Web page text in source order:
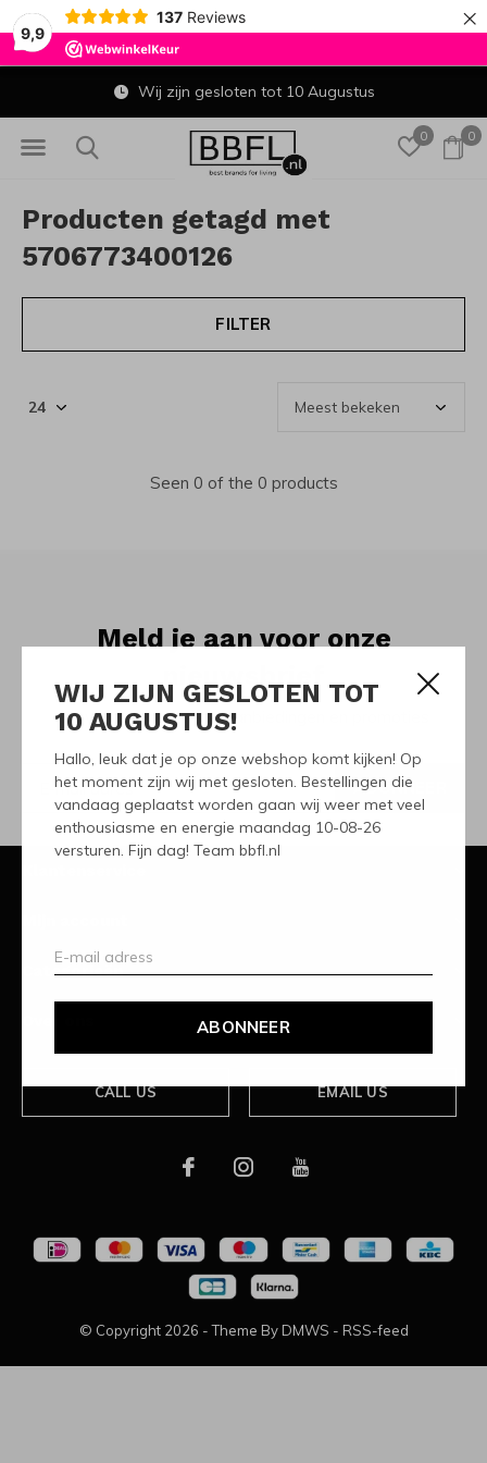
9,9
137 Reviews ×
WIJ ZIJN GESLOTEN TOT
10 AUGUSTUS!
Hallo, leuk dat je op onze webshop komt kijken! Op
het moment zijn wij met gesloten. Bestellingen die
vandaag geplaatst worden gaan wij weer met veel
enthousiasme en energie maandag 10-08-26
versturen. Fijn dag! Team bbfl.nl
ABONNEER
0 0
Wij zijn gesloten tot 10 Augustus
Producten getagd met
5706773400126
FILTER
Seen 0 of the 0 products
Meld je aan voor onze
Ontvang de nieuwste aanbiedingen en promoties
ABONNEER
Categorieën
CALL US EMAIL US
© Copyright 2026 - Theme By DMWS - RSS-feed